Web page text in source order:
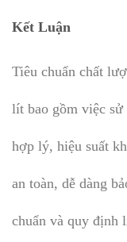
Kết Luận
Tiêu chuẩn chất
lít bao gồm việc
hợp lý, hiệu suất
an toàn, dễ dàng
chuẩn và quy định